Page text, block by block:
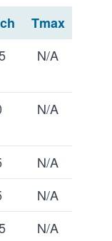
Tmax
N/A
N/A
N/A
N/A
N/A